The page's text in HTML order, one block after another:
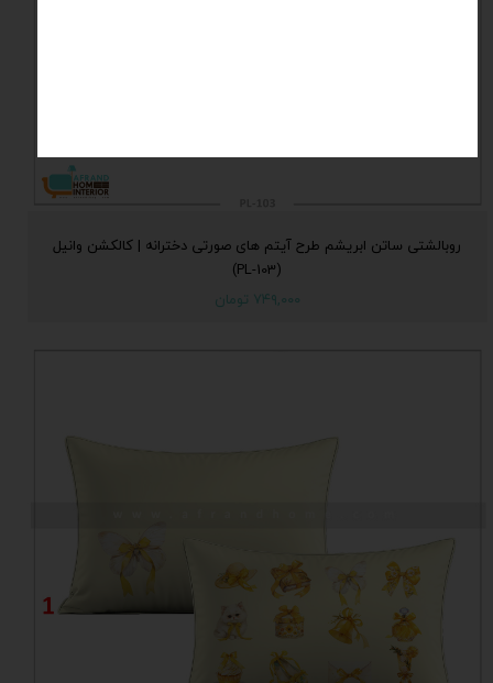
روبالشتی ساتن ابریشم طرح آیتم های صورتی دخترانه | کالکشن وانیل
(PL-103)
۷۴۹,۰۰۰ تومان